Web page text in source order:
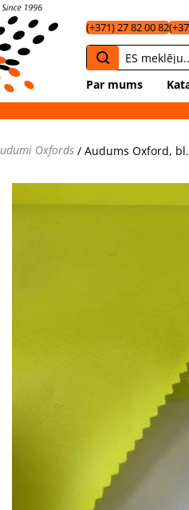
(+371) 27 82 00 82
Par mums
Oxfords / Audums Oxford,